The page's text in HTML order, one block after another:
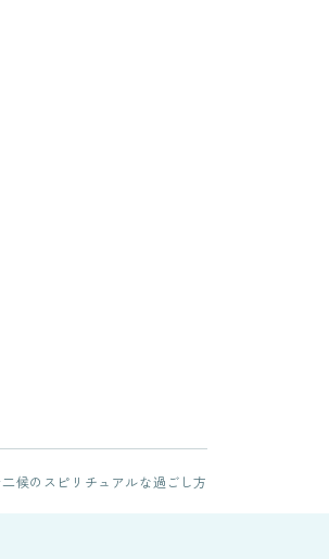
候のスピリチュアルな過ごし方